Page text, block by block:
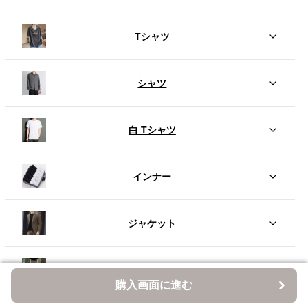
購入画面に進む
購入画面に進む
Tシャツ
シャツ
白 Tシャツ
インナー
ジャケット
パンツ